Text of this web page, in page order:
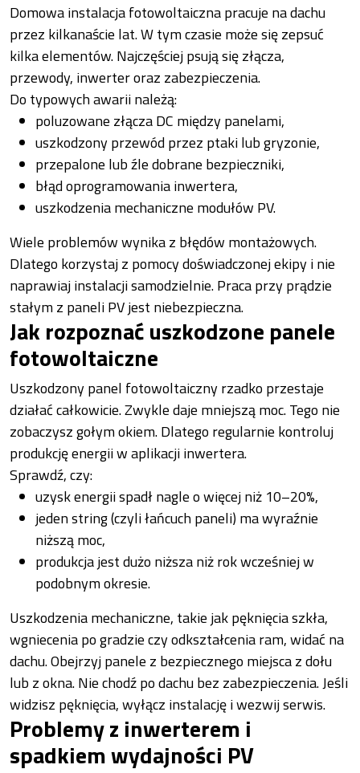
Domowa instalacja fotowoltaiczna pracuje na dachu
przez kilkanaście lat. W tym czasie może się zepsuć
kilka elementów. Najczęściej psują się złącza,
przewody, inwerter oraz zabezpieczenia.
Do typowych awarii należą:
poluzowane złącza DC między panelami,
uszkodzony przewód przez ptaki lub gryzonie,
przepalone lub źle dobrane bezpieczniki,
błąd oprogramowania inwertera,
uszkodzenia mechaniczne modułów PV.
Wiele problemów wynika z błędów montażowych.
Dlatego korzystaj z pomocy doświadczonej ekipy i nie
naprawiaj instalacji samodzielnie. Praca przy prądzie
stałym z paneli PV jest niebezpieczna.
Jak rozpoznać uszkodzone panele
fotowoltaiczne
Uszkodzony panel fotowoltaiczny rzadko przestaje
działać całkowicie. Zwykle daje mniejszą moc. Tego nie
zobaczysz gołym okiem. Dlatego regularnie kontroluj
produkcję energii w aplikacji inwertera.
Sprawdź, czy:
uzysk energii spadł nagle o więcej niż 10–20%,
jeden string (czyli łańcuch paneli) ma wyraźnie
niższą moc,
produkcja jest dużo niższa niż rok wcześniej w
podobnym okresie.
Uszkodzenia mechaniczne, takie jak pęknięcia szkła,
wgniecenia po gradzie czy odkształcenia ram, widać na
dachu. Obejrzyj panele z bezpiecznego miejsca z dołu
lub z okna. Nie chodź po dachu bez zabezpieczenia. Jeśli
widzisz pęknięcia, wyłącz instalację i wezwij serwis.
Problemy z inwerterem i
spadkiem wydajności PV